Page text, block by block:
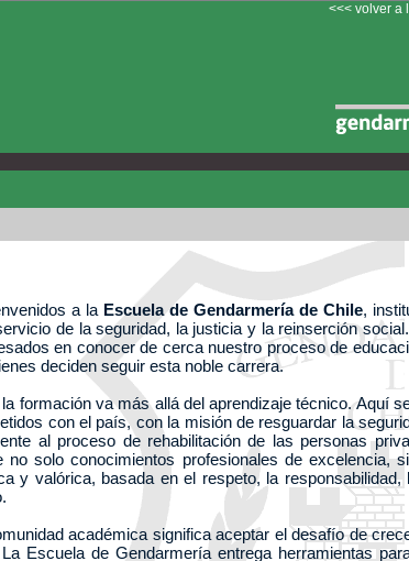
<<< volver a
a la Escuela de Gendarmería de Chile,
de la seguridad, la justicia y la reinserción
en conocer de cerca nuestro proceso de
deciden seguir esta noble carrera.
formación va más allá del aprendizaje técnico. Aquí
con el país, con la misión de resguardar la
al proceso de rehabilitación de las personas
no solo conocimientos profesionales de excelencia,
y valórica, basada en el respeto, la responsabilidad,
académica significa aceptar el desafío de
Escuela de Gendarmería entrega herramientas